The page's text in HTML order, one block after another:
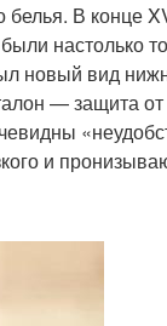
В конце
настолько
новый вид
— защита
и